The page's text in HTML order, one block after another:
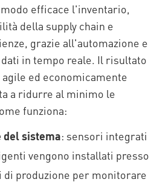
efficace l'inventario,
della supply chain e
grazie all'automazione e
in tempo reale. Il risultato
ed economicamente
a ridurre al minimo le
funziona:
del sistema: sensori integrati
vengono installati presso
produzione per monitorare